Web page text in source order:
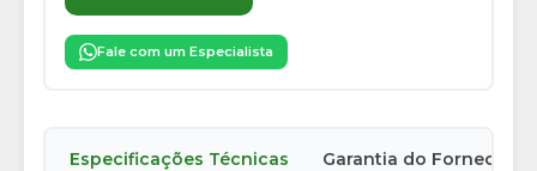
Fale com um Especialista
Especificações Técnicas Garantia do Fornecedor